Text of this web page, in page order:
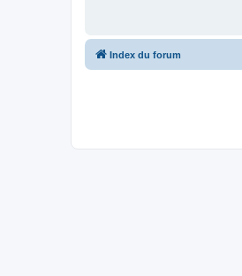
Index du forum